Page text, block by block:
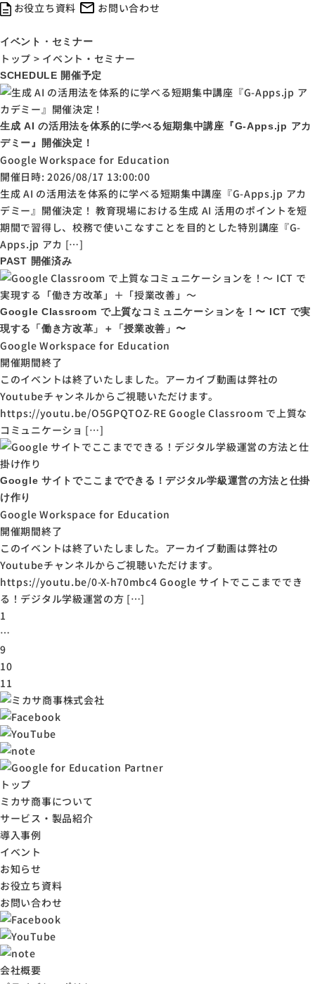
お役立ち資料
お問い合わせ
イベント・セミナー
トップ > イベント・セミナー
SCHEDULE 開催予定
生成 AI の活用法を体系的に学べる短期集中講座『G-Apps.jp アカ
デミー』開催決定！
Google Workspace for Education
開催日時: 2026/08/17 13:00:00
生成 AI の活用法を体系的に学べる短期集中講座『G-Apps.jp アカ
デミー』開催決定！ 教育現場における生成 AI 活用のポイントを短
期間で習得し、校務で使いこなすことを目的とした特別講座『G-
Apps.jp アカ […]
PAST 開催済み
Google Classroom で上質なコミュニケーションを！〜 ICT で実
現する「働き方改革」＋「授業改善」〜
Google Workspace for Education
開催期間終了
このイベントは終了いたしました。アーカイブ動画は弊社の
Youtubeチャンネルからご視聴いただけます。
https://youtu.be/O5GPQTOZ-RE Google Classroom で上質な
コミュニケーショ […]
Google サイトでここまでできる！デジタル学級運営の方法と仕掛
け作り
Google Workspace for Education
開催期間終了
このイベントは終了いたしました。アーカイブ動画は弊社の
Youtubeチャンネルからご視聴いただけます。
https://youtu.be/0-X-h70mbc4 Google サイトでここまででき
る！デジタル学級運営の方 […]
1
…
9
10
11
トップ
ミカサ商事について
サービス・製品紹介
導入事例
イベント
お知らせ
お役立ち資料
お問い合わせ
会社概要